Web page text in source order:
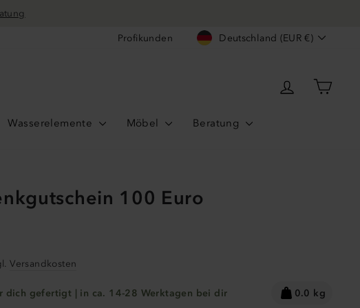
Profikunden WährungDeutschland (EUR €)
Einloggen
Wasserelemente Möbel Beratung
100 Euro
Preis
Versandkosten
dich gefertigt | in ca. 14-28 Werktagen bei dir 0.0 kg